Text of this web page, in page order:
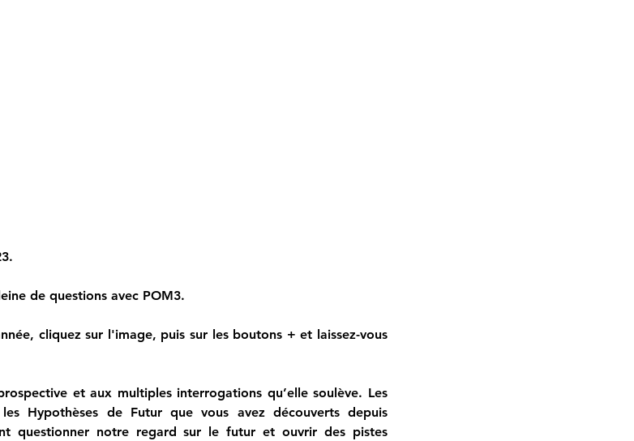
de questions avec POM3.
cliquez sur l'image, puis sur les boutons + et laissez-vous
et aux multiples interrogations qu’elle soulève. Les
Hypothèses de Futur que vous avez découverts depuis
questionner notre regard sur le futur et ouvrir des pistes